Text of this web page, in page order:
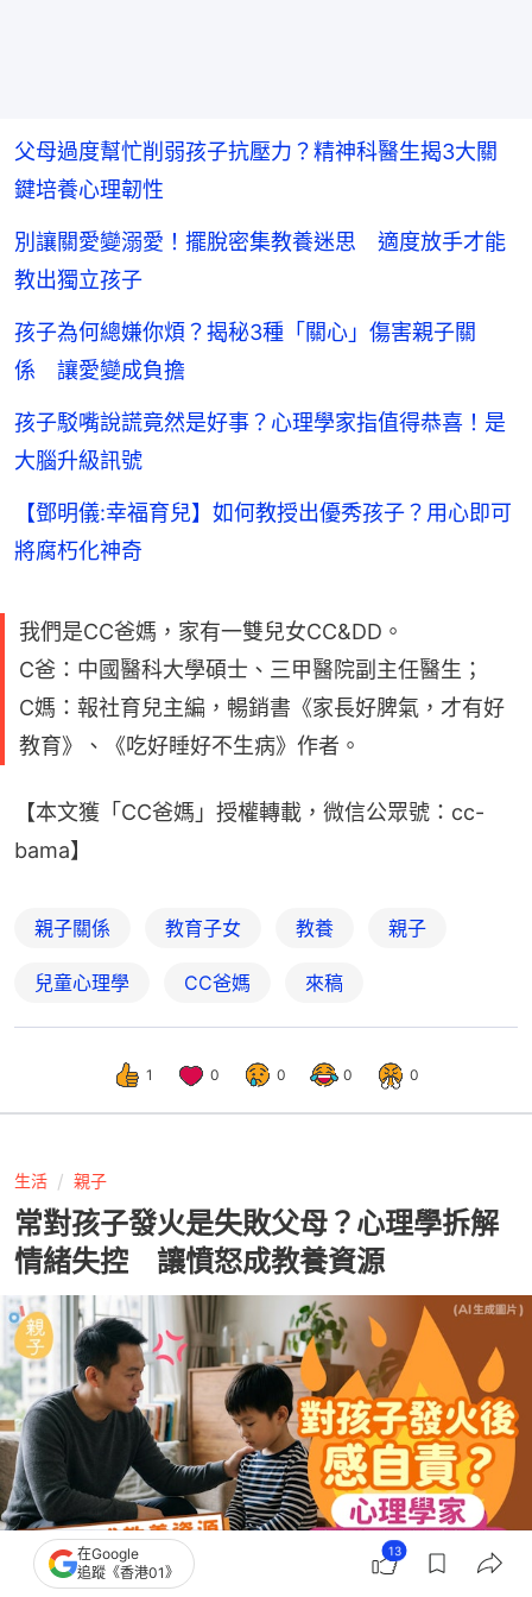
父母過度幫忙削弱孩子抗壓力？精神科醫生揭3大關
鍵培養心理韌性
別讓關愛變溺愛！擺脫密集教養迷思 適度放手才能
教出獨立孩子
孩子為何總嫌你煩？揭秘3種「關心」傷害親子關
係 讓愛變成負擔
孩子駁嘴說謊竟然是好事？心理學家指值得恭喜！是
大腦升級訊號
【鄧明儀:幸福育兒】如何教授出優秀孩子？用心即可
將腐朽化神奇
我們是CC爸媽，家有一雙兒女CC&DD。
C爸：中國醫科大學碩士、三甲醫院副主任醫生；
C媽：報社育兒主編，暢銷書《家長好脾氣，才有好
教育》、《吃好睡好不生病》作者。‍‍
【本文獲「CC爸媽」授權轉載，微信公眾號：cc-
bama】
親子關係 教育子女 教養 親子
兒童心理學 CC爸媽 來稿
1 0 0 0 0
生活 親子
常對孩子發火是失敗父母？心理學拆解
情緒失控 讓憤怒成教養資源
在Google
追蹤《香港01》
13